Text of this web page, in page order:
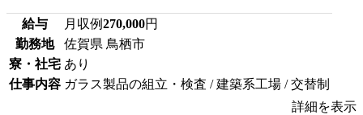
給与 月収例270,000円
勤務地
佐賀県 鳥栖市
寮・社宅 あり
仕事内容 ガラス製品の組立・検査 / 建築系工場 / 交替制
詳細を表示